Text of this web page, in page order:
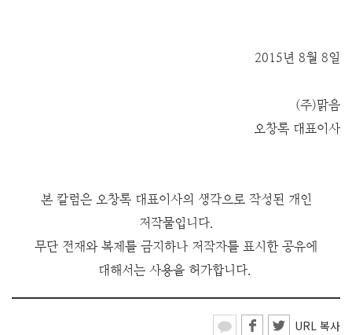
2015년 8월 8일
(주)맑음
오창록 대표이사
본 칼럼은 오창록 대표이사의 생각으로 작성된 개인
저작물입니다.
무단 전재와 복제를 금지하나 저작자를 표시한 공유에
대해서는 사용을 허가합니다.
URL 복사